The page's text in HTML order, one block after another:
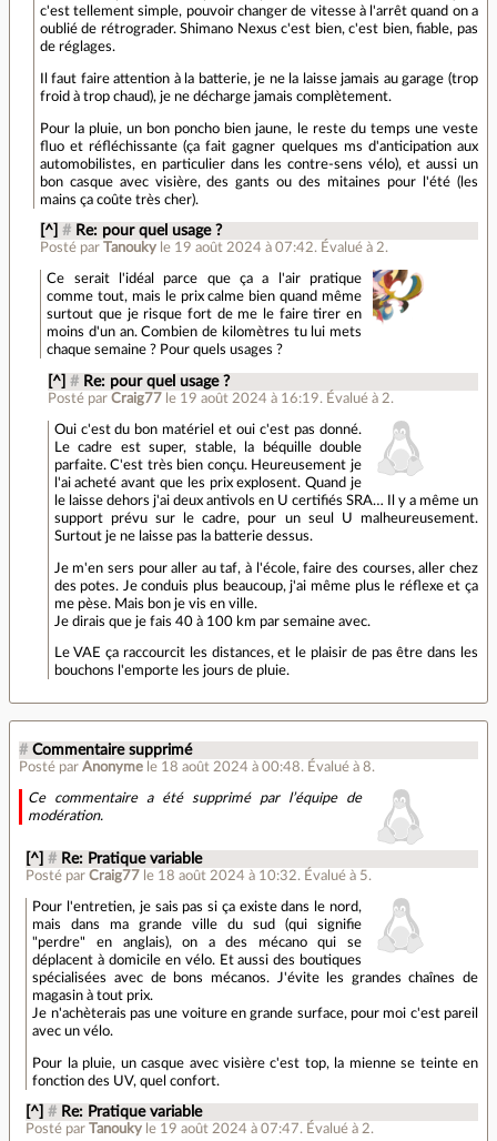
c'est tellement simple, pouvoir changer de vitesse à l'arrêt quand on a
oublié de rétrograder. Shimano Nexus c'est bien, c'est bien, fiable, pas
de réglages.
Il faut faire attention à la batterie, je ne la laisse jamais au garage (trop
froid à trop chaud), je ne décharge jamais complètement.
Pour la pluie, un bon poncho bien jaune, le reste du temps une veste
fluo et réfléchissante (ça fait gagner quelques ms d'anticipation aux
automobilistes, en particulier dans les contre-sens vélo), et aussi un
bon casque avec visière, des gants ou des mitaines pour l'été (les
mains ça coûte très cher).
[^] # Re: pour quel usage ?
Posté par Tanouky le 19 août 2024 à 07:42. Évalué à 2.
Ce serait l'idéal parce que ça a l'air pratique
comme tout, mais le prix calme bien quand même
surtout que je risque fort de me le faire tirer en
moins d'un an. Combien de kilomètres tu lui mets
chaque semaine ? Pour quels usages ?
[^] # Re: pour quel usage ?
Posté par Craig77 le 19 août 2024 à 16:19. Évalué à 2.
Oui c'est du bon matériel et oui c'est pas donné.
Le cadre est super, stable, la béquille double
parfaite. C'est très bien conçu. Heureusement je
l'ai acheté avant que les prix explosent. Quand je
le laisse dehors j'ai deux antivols en U certifiés SRA… Il y a même un
support prévu sur le cadre, pour un seul U malheureusement.
Surtout je ne laisse pas la batterie dessus.
Je m'en sers pour aller au taf, à l'école, faire des courses, aller chez
des potes. Je conduis plus beaucoup, j'ai même plus le réflexe et ça
me pèse. Mais bon je vis en ville.
Je dirais que je fais 40 à 100 km par semaine avec.
Le VAE ça raccourcit les distances, et le plaisir de pas être dans les
bouchons l'emporte les jours de pluie.
# Commentaire supprimé
Posté par Anonyme le 18 août 2024 à 00:48. Évalué à 8.
Ce commentaire a été supprimé par l’équipe de
modération.
[^] # Re: Pratique variable
Posté parCraig77 le 18 août 2024 à 10:32. Évalué à 5.
Pour l'entretien, je sais pas si ça existe dans le nord,
mais dans ma grande ville du sud (qui signifie
"perdre" en anglais), on a des mécano qui se
déplacent à domicile en vélo. Et aussi des boutiques
spécialisées avec de bons mécanos. J'évite les grandes chaînes de
magasin à tout prix.
Je n'achèterais pas une voiture en grande surface, pour moi c'est pareil
avec un vélo.
Pour la pluie, un casque avec visière c'est top, la mienne se teinte en
fonction des UV, quel confort.
[^] # Re: Pratique variable
Posté par Tanouky le 19 août 2024 à 07:47. Évalué à 2.